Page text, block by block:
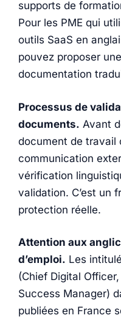
supports de
Pour les PME qui
outils SaaS en
pouvez proposer
documentation
Processus de
documents. Avant
document de travail
communication
vérification
validation. C’est un
protection réelle.
Attention aux
d’emploi. Les
(Chief Digital
Success Manager)
publiées en France